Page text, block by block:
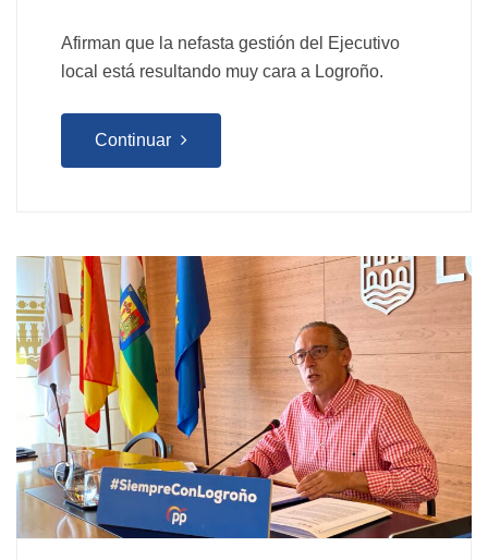
Afirman que la nefasta gestión del Ejecutivo
local está resultando muy cara a Logroño.
Continuar